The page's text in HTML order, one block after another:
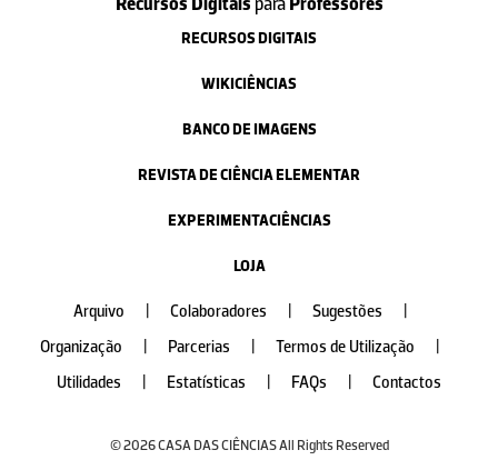
RECURSOS DIGITAIS
WIKICIÊNCIAS
BANCO DE IMAGENS
REVISTA DE CIÊNCIA ELEMENTAR
EXPERIMENTACIÊNCIAS
LOJA
Arquivo Colaboradores Sugestões
Organização
Parcerias Termos de Utilização
Utilidades
Estatísticas FAQs Contactos
© 2026 CASA DAS CIÊNCIAS All Rights Reserved